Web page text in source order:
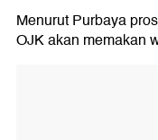
Menurut Purbaya
OJK akan memakan